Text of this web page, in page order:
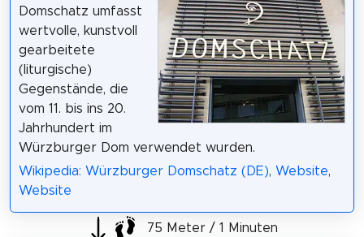
Domschatz umfasst
wertvolle, kunstvoll
gearbeitete
(liturgische)
Gegenstände, die
vom 11. bis ins 20.
Jahrhundert im
Würzburger Dom verwendet wurden.
Wikipedia: Würzburger Domschatz (DE), Website,
Website
75 Meter / 1 Minuten